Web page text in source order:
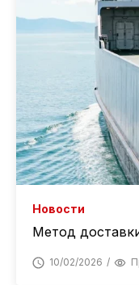
Новости
Метод
10/02/2026